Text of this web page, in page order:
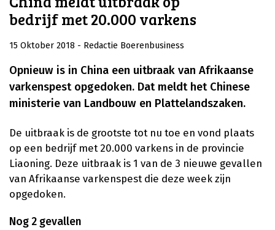
bedrijf met 20.000 varkens
15 Oktober 2018 - Redactie Boerenbusiness
Opnieuw is in China een uitbraak van Afrikaanse
varkenspest opgedoken. Dat meldt het Chinese
ministerie van Landbouw en Plattelandszaken.
De uitbraak is de grootste tot nu toe en vond plaats
op een bedrijf met 20.000 varkens in de provincie
Liaoning. Deze uitbraak is 1 van de 3 nieuwe gevallen
van Afrikaanse varkenspest die deze week zijn
opgedoken.
Nog 2 gevallen